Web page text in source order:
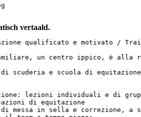
vertaald.
qualificato e motivato /
un centro ippico, è alla
scuderia e scuola di
lezioni individuali e di
di equitazione
messa in sella e correzione, a